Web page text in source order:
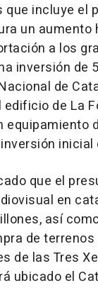
que incluye el
un aumento
a los
inversión de
de
de La
equipamiento
inicial
que el
en
así
de
de las Tres
ubicado el